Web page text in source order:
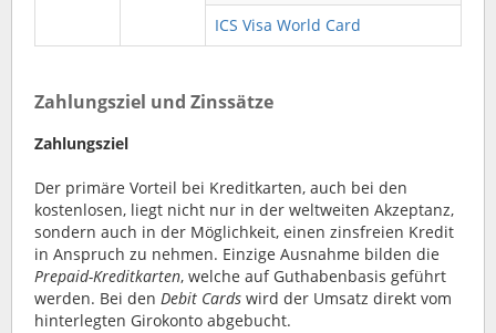
ICS Visa World Card
Zahlungsziel und Zinssätze
Zahlungsziel
Der primäre Vorteil bei Kreditkarten, auch bei den
kostenlosen, liegt nicht nur in der weltweiten Akzeptanz,
sondern auch in der Möglichkeit, einen zinsfreien Kredit
in Anspruch zu nehmen. Einzige Ausnahme bilden die
Prepaid-Kreditkarten, welche auf Guthabenbasis geführt
werden. Bei den Debit Cards wird der Umsatz direkt vom
hinterlegten Girokonto abgebucht.